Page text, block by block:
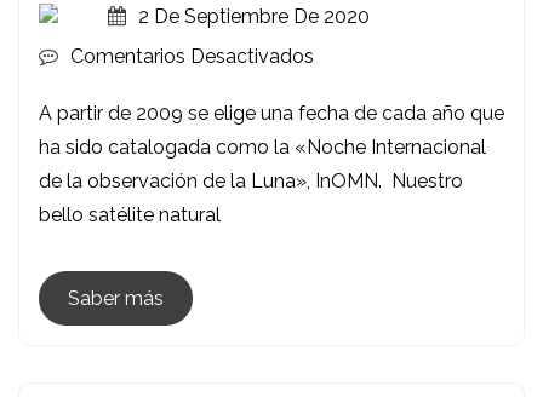
2 De Septiembre De 2020
Comentarios Desactivados
2020:
Noche
Internacional
A partir de 2009 se elige una fecha de cada año que
ha sido catalogada como la «Noche Internacional
de la observación de la Luna», InOMN. Nuestro
bello satélite natural
Saber más